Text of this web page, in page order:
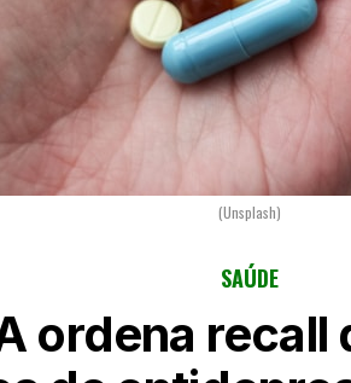
(Unsplash)
SAÚDE
ordena recall